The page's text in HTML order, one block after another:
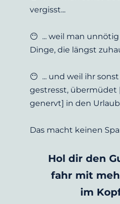
vergisst...
😶  ... weil man
Dinge, die längst
😶  ... und weil ihr
gestresst, übermüdet
genervt] in den
Das macht keinen
Hol dir den
fahr mit
im